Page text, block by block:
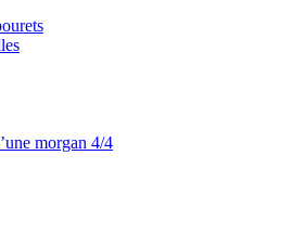
morgan 4/4